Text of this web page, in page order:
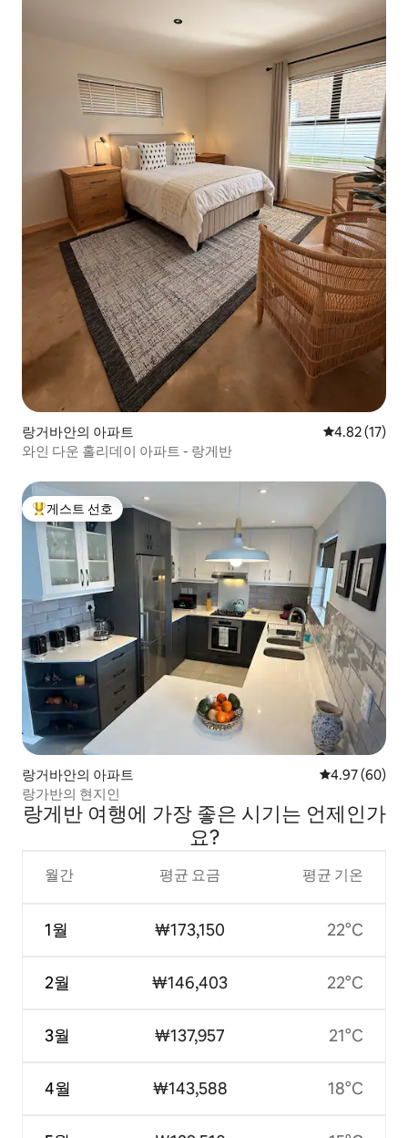
랑거바안의 아파트 평점 4.82점
4.82 (17)
와인 다운 홀리데이 아파트 - 랑게반
상위 게스트 선호
게스트 선호
랑거바안의 아파트 평점 4.97점(5
4.97 (60)
랑가반의 현지인
랑게반 여행에 가장 좋은 시기는 언제인가
요?
월간
1월
2월
3월
4월
평균 요금
₩173,150
₩146,403
₩137,957
₩143,588
평균 기온
22°C
22°C
21°C
18°C